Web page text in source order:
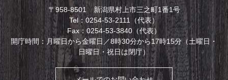
〒958-8501 新潟県村上市三之町1番1号
Tel：0254-53-2111（代表）
Fax：0254-53-3840（代表）
開庁時間：月曜日から金曜日／8時30分から17時15分（土曜日・
日曜日・祝日は閉庁）